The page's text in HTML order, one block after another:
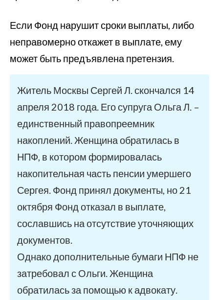
Если Фонд нарушит сроки выплаты, либо
неправомерно откажет в выплате, ему
может быть предъявлена претензия.
Житель Москвы Сергей Л. скончался 14
апреля 2018 года. Его супруга Ольга Л. –
единственный правопреемник
накоплений. Женщина обратилась в
НПФ, в котором формировалась
накопительная часть пенсии умершего
Сергея. Фонд принял документы, но 21
октября Фонд отказал в выплате,
сославшись на отсутствие уточняющих
документов.
Однако дополнительные бумаги НПФ не
затребовал с Ольги. Женщина
обратилась за помощью к адвокату.